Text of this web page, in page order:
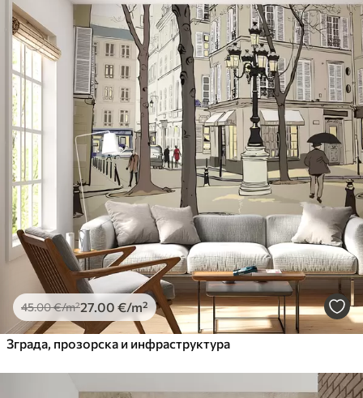
45.00€/m²27 .00 €/m²
Зграда, прозорска и инфраструктура